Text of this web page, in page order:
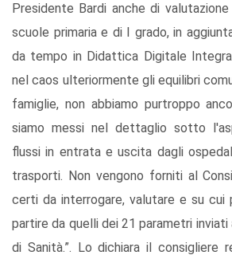
Presidente Bardi anche di
scuole primaria e di I grado, in
da tempo in Didattica Digitale
nel caos ulteriormente gli equilibri
famiglie, non abbiamo purtroppo
siamo messi nel dettaglio sotto
flussi in entrata e uscita dagli
trasporti. Non vengono forniti al
certi da interrogare, valutare e su cui
partire da quelli dei 21 parametri
di Sanità.”. Lo dichiara il consigliere